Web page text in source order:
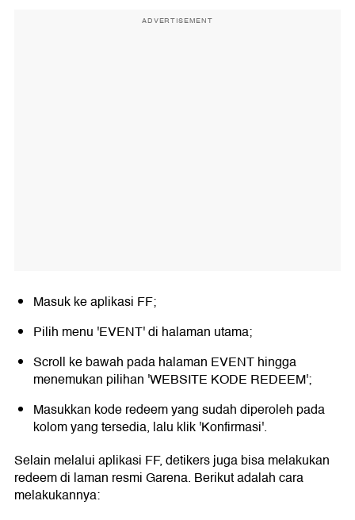
ADVERTISEMENT
Masuk ke aplikasi FF;
Pilih menu 'EVENT' di halaman utama;
Scroll ke bawah pada halaman EVENT hingga
menemukan pilihan 'WEBSITE KODE REDEEM';
Masukkan kode redeem yang sudah diperoleh pada
kolom yang tersedia, lalu klik 'Konfirmasi'.
Selain melalui aplikasi FF, detikers juga bisa melakukan
redeem di laman resmi Garena. Berikut adalah cara
melakukannya: